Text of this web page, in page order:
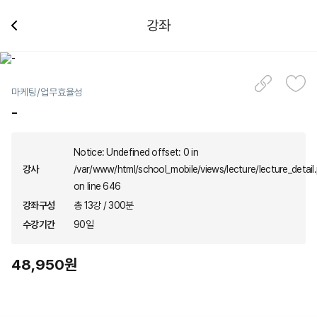
강좌
마케팅/업무효율성
-
강사
Notice: Undefined offset: 0 in
/var/www/html/school_mobile/views/lecture/
on line 646
강좌구성
총 13강 / 300분
수강기간
90일
48,950원